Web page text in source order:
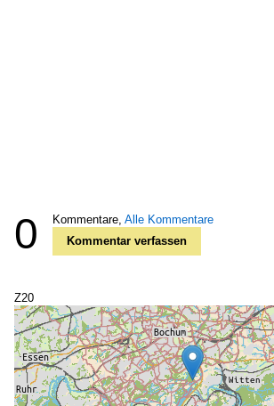
0 Kommentare, Alle Kommentare
Kommentar verfassen
Z20